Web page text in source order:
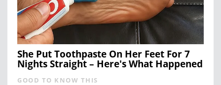
She Put Toothpaste On Her Feet For 7
Nights Straight – Here's What Happened
GOOD TO KNOW THIS